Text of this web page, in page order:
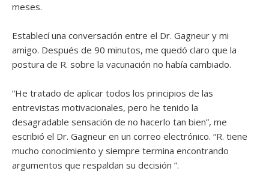
meses.
Establecí una conversación entre el Dr. Gagneur y mi
amigo. Después de 90 minutos, me quedó claro que la
postura de R. sobre la vacunación no había cambiado.
“He tratado de aplicar todos los principios de las
entrevistas motivacionales, pero he tenido la
desagradable sensación de no hacerlo tan bien”, me
escribió el Dr. Gagneur en un correo electrónico. “R. tiene
mucho conocimiento y siempre termina encontrando
argumentos que respaldan su decisión ”.